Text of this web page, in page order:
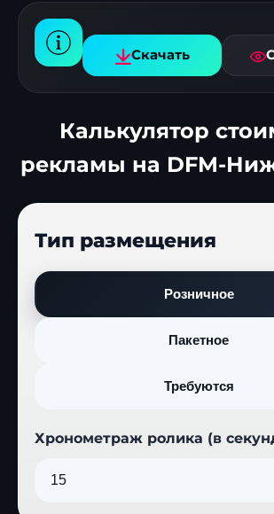
Скачать
Калькулятор
рекламы на DFM-
Тип размещения
Розничное
Пакетное
Требуются
Хронометраж ролика (в